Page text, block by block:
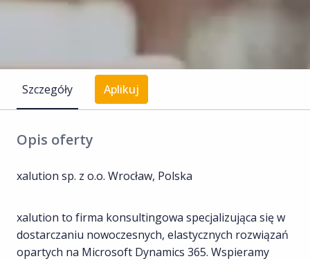
Szczegóły Aplikuj
Opis oferty
xalution sp. z o.o. Wrocław, Polska
xalution to firma konsultingowa specjalizująca się w
dostarczaniu nowoczesnych, elastycznych rozwiązań
opartych na Microsoft Dynamics 365. Wspieramy